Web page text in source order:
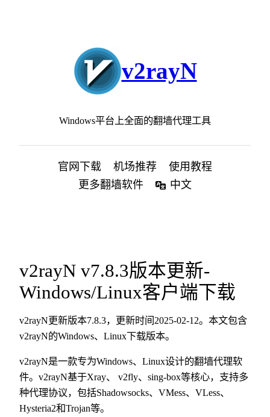
v2rayN
Windows平台上全面的翻墙代理工具
官网下载 机场推荐
使用教程
更多翻墙软件
中文
v2rayN v7.8.3版本更新-
Windows/Linux客户端下载
v2rayN更新版本7.8.3，更新时间2025-02-12。本文包含
v2rayN的Windows、Linux下载版本。
v2rayN是一款专为Windows、Linux设计的翻墙代理软
件。v2rayN基于Xray、 v2fly、sing-box等核心，支持多
种代理协议，包括Shadowsocks、VMess、VLess、
Hysteria2和Trojan等。